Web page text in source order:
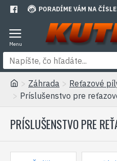
PORADÍME VÁM NA
Záhrada
Reťazové
Príslušenstvo pre
PRÍSLUŠENSTVO PRE